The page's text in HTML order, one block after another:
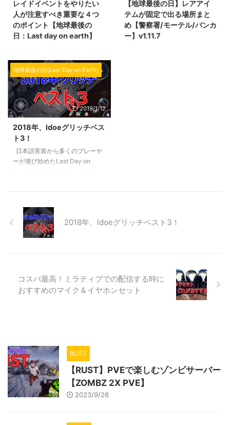
僕なら当分立ち直れません（泣
そこで今回は僕自身のメモも含め
て、機種変してもLast day on
earthのデータを引き継ぐ方法を
データを引 ...
しみもあるゲームなのはこのゲー
ムの魅力と言えますよね。 さて
今回の記事ですが、最近のトップ
プレイヤーたちはこのゲームで何
レイドイベントをやりたい
人が注意すべき重要な４つ
のポイント【地球最後の
日：Last day on earth】
earth（ラストデイオンアース）
のレイドの準備からの気を付ける
点について解説していきます。
ある程度進んでくるとレイドに必
要なタスク（ミッション）も無事
にクリアでき、「そろそろ行きた
たらいやだ」といった葛藤が生ま
れると思います。 そこでここで
は１００％大事なものは奪われな
いと保証はできませんが、極力奪
レイド ...
【地球最後の日】レアアイ
テムが固定で出る場所まと
め【警察署/モーテル/バンカ
ー】v1.11.7
地球最後の日[Last Day on Earth]
2019/1/12
2018年、ldoeグリッチベス
ト3！
日本語実装から多くのプレーヤ
ーが遊び始めたLast Day on
人口は2倍3倍どころの話ではな
く、10倍ぐらいに増えたのでは
ないでしょうか？（10は盛りす
う。もちろん離れる人もそれなり
にいるでしょうけどね。 僕がこ
のゲームを始めたのが2018年の2
2018年、ldoeグリッチベスト3！
コスパ最高！ミラティブでの配信する時に
おすすめのマイク＆イヤホンセット
RUST
【RUST】PVEで楽しむゾンビサーバー
【ZOMBZ 2X PVE】
2023/9/26